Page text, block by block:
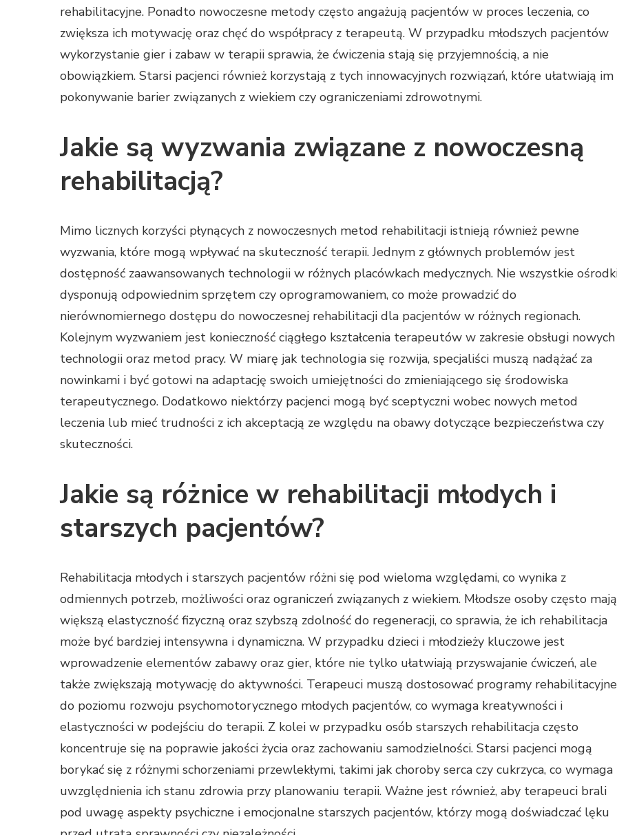
rehabilitacyjne. Ponadto nowoczesne metody często angażują pacjentów w proces leczenia, co
zwiększa ich motywację oraz chęć do współpracy z terapeutą. W przypadku młodszych pacjentów
wykorzystanie gier i zabaw w terapii sprawia, że ćwiczenia stają się przyjemnością, a nie
obowiązkiem. Starsi pacjenci również korzystają z tych innowacyjnych rozwiązań, które ułatwiają im
pokonywanie barier związanych z wiekiem czy ograniczeniami zdrowotnymi.
Jakie są wyzwania związane z nowoczesną
rehabilitacją?
Mimo licznych korzyści płynących z nowoczesnych metod rehabilitacji istnieją również pewne
wyzwania, które mogą wpływać na skuteczność terapii. Jednym z głównych problemów jest
dostępność zaawansowanych technologii w różnych placówkach medycznych. Nie wszystkie
dysponują odpowiednim sprzętem czy oprogramowaniem, co może prowadzić do
nierównomiernego dostępu do nowoczesnej rehabilitacji dla pacjentów w różnych regionach.
Kolejnym wyzwaniem jest konieczność ciągłego kształcenia terapeutów w zakresie obsługi nowych
technologii oraz metod pracy. W miarę jak technologia się rozwija, specjaliści muszą nadążać za
nowinkami i być gotowi na adaptację swoich umiejętności do zmieniającego się środowiska
terapeutycznego. Dodatkowo niektórzy pacjenci mogą być sceptyczni wobec nowych metod
leczenia lub mieć trudności z ich akceptacją ze względu na obawy dotyczące bezpieczeństwa czy
skuteczności.
Jakie są różnice w rehabilitacji młodych i
starszych pacjentów?
Rehabilitacja młodych i starszych pacjentów różni się pod wieloma względami, co wynika z
odmiennych potrzeb, możliwości oraz ograniczeń związanych z wiekiem. Młodsze osoby często mają
większą elastyczność fizyczną oraz szybszą zdolność do regeneracji, co sprawia, że ich rehabilitacja
może być bardziej intensywna i dynamiczna. W przypadku dzieci i młodzieży kluczowe jest
wprowadzenie elementów zabawy oraz gier, które nie tylko ułatwiają przyswajanie ćwiczeń, ale
także zwiększają motywację do aktywności. Terapeuci muszą dostosować programy rehabilitacyjne
do poziomu rozwoju psychomotorycznego młodych pacjentów, co wymaga kreatywności i
elastyczności w podejściu do terapii. Z kolei w przypadku osób starszych rehabilitacja często
koncentruje się na poprawie jakości życia oraz zachowaniu samodzielności. Starsi pacjenci mogą
borykać się z różnymi schorzeniami przewlekłymi, takimi jak choroby serca czy cukrzyca, co wymaga
uwzględnienia ich stanu zdrowia przy planowaniu terapii. Ważne jest również, aby terapeuci brali
pod uwagę aspekty psychiczne i emocjonalne starszych pacjentów, którzy mogą doświadczać lęku